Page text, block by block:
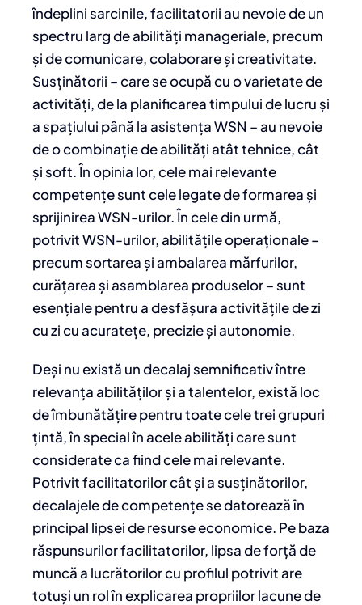
îndeplini sarcinile, facilitatorii au nevoie de un
spectru larg de abilități manageriale, precum
și de comunicare, colaborare și creativitate.
Susținătorii – care se ocupă cu o varietate de
activități, de la planificarea timpului de lucru și
a spațiului până la asistența WSN – au nevoie
de o combinație de abilități atât tehnice, cât
și soft. În opinia lor, cele mai relevante
competențe sunt cele legate de formarea și
sprijinirea WSN-urilor. În cele din urmă,
potrivit WSN-urilor, abilitățile operaționale –
precum sortarea și ambalarea mărfurilor,
curățarea și asamblarea produselor – sunt
esențiale pentru a desfășura activitățile de zi
cu zi cu acuratețe, precizie și autonomie.
Deși nu există un decalaj semnificativ între
relevanța abilităților și a talentelor, există loc
de îmbunătățire pentru toate cele trei grupuri
țintă, în special în acele abilități care sunt
considerate ca fiind cele mai relevante.
Potrivit facilitatorilor cât și a susținătorilor,
decalajele de competențe se datorează în
principal lipsei de resurse economice. Pe baza
răspunsurilor facilitatorilor, lipsa de forță de
muncă a lucrătorilor cu profilul potrivit are
totuși un rol în explicarea propriilor lacune de